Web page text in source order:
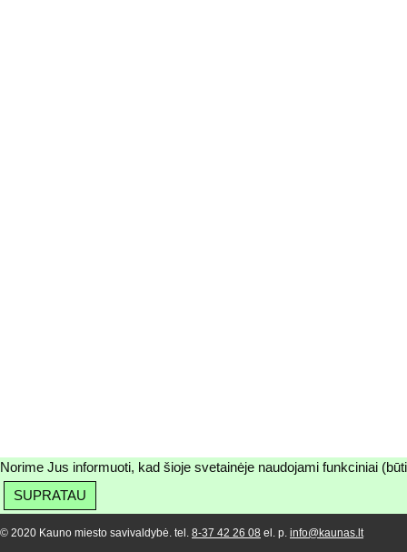
Norime Jus informuoti, kad šioje svetainėje naudojami funkciniai
SUPRATAU
© 2020 Kauno miesto savivaldybė. tel. 8-37 42 26 08 el. p. info@kaunas.lt